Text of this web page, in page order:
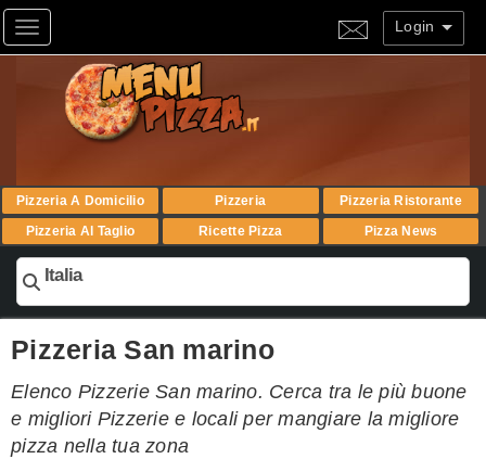
Toggle navigation Login
Pizzeria A Domicilio Pizzeria
Pizzeria Ristorante
Pizzeria Al Taglio
Ricette Pizza Pizza News
Italia
Pizzeria San marino
Elenco Pizzerie San marino. Cerca tra le più buone
e migliori Pizzerie e locali per mangiare la migliore
pizza nella tua zona